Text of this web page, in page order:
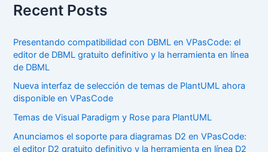
Recent Posts
Presentando compatibilidad con DBML en VPasCode: el
editor de DBML gratuito definitivo y la herramienta en línea
de DBML
Nueva interfaz de selección de temas de PlantUML ahora
disponible en VPasCode
Temas de Visual Paradigm y Rose para PlantUML
Anunciamos el soporte para diagramas D2 en VPasCode:
el editor D2 gratuito definitivo y la herramienta en línea D2